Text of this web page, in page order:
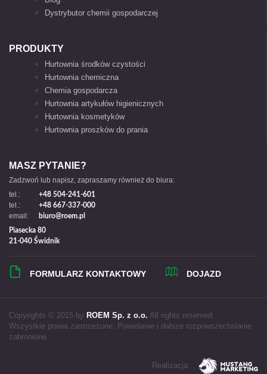
Dystrybutor chemii gospodarczej
PRODUKTY
Hurtownia środków czystości
Hurtownia chemiczna
Chemia gospodarcza
Hurtownia artykułów higienicznych
Hurtownia kosmetyków
Hurtownia proszków do prania
MASZ PYTANIE?
Zadzwoń lub napisz, zapraszamy również do biura:
tel.:
+48 504-241-601
tel.: +48 667-337-000
email:
biuro@roem.pl
Piasecka 80
21-040 Świdnik
FORMULARZ KONTAKTOWY DOJAZD
Copyrights © 2015 by ROEM Sp. z o.o. All rights reserved.
Wszystkie prawa zastrzeżone. Powielanie i dalsze rozpowszechnianie
zabronione.
Realizacja: